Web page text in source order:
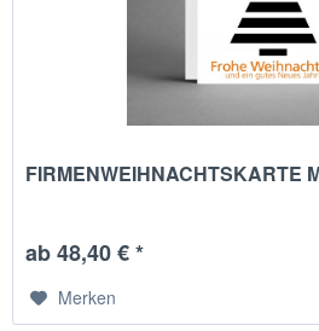
FIRMENWEIHNACHTSKARTE
ab 48,40 € *
Merken